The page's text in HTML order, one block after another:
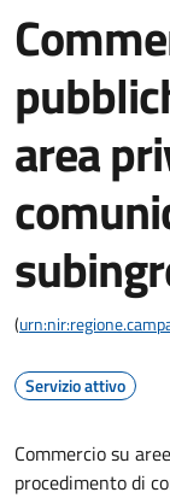
area
(
Servizio attivo
Commercio su
procedimento di